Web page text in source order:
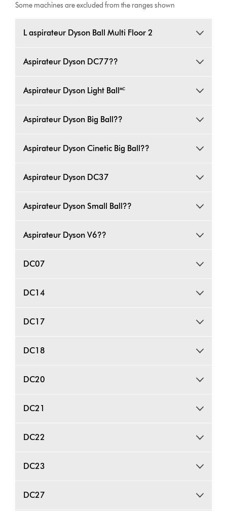
Some machines are excluded from the ranges shown
L aspirateur Dyson Ball Multi Floor 2
Aspirateur Dyson DC77??
Aspirateur Dyson Light Ball🅪
Aspirateur Dyson Big Ball??
Aspirateur Dyson Cinetic Big Ball??
Aspirateur Dyson DC37
Aspirateur Dyson Small Ball??
Aspirateur Dyson V6??
DC07
DC14
DC17
DC18
DC20
DC21
DC22
DC23
DC27